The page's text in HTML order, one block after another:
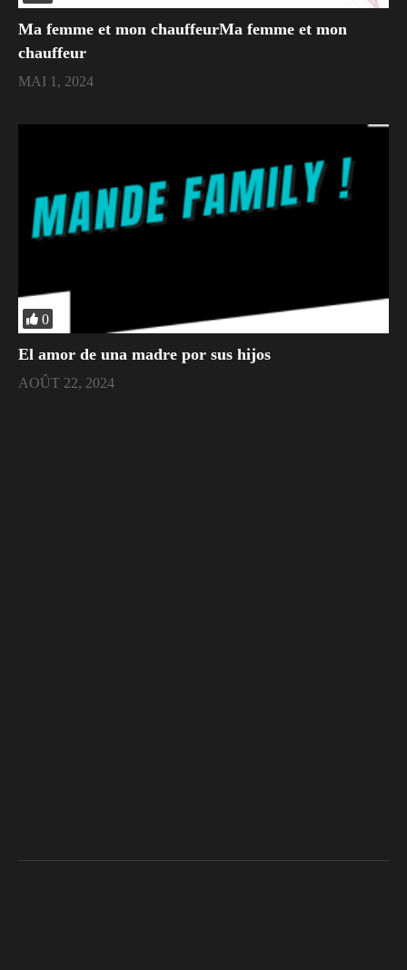
Ma femme et mon chauffeurMa femme et mon
chauffeur
MAI 1, 2024
0
El amor de una madre por sus hijos
AOÛT 22, 2024